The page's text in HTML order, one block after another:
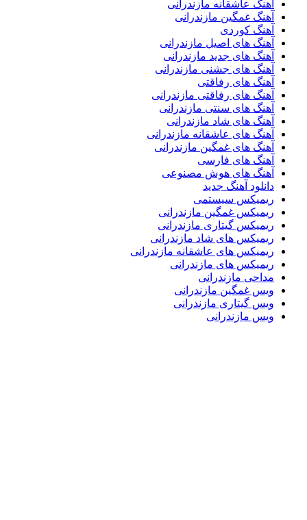
آهنگ عاشقانه مازندرانی
آهنگ غمگین مازندرانی
آهنگ کوردی
آهنگ های اصیل مازندرانی
آهنگ های جدید مازندرانی
آهنگ های جشنی مازندرانی
آهنگ های رفاقتی
آهنگ های رفاقتی مازندرانی
آهنگ های سنتی مازندرانی
آهنگ های شاد مازندرانی
آهنگ های عاشقانه مازندرانی
آهنگ های غمگین مازندرانی
آهنگ های فارسی
آهنگ های هوش مصنوعی
دانلود آهنگ جدید
ریمیکس سیستمی
ریمیکس غمگین مازندرانی
ریمیکس گیتاری مازندرانی
ریمیکس های شاد مازندرانی
ریمیکس های عاشقانه مازندرانی
ریمیکس های مازندرانی
مداحی مازندرانی
ویس غمگین مازندرانی
ویس گیتاری مازندرانی
ویس مازندرانی